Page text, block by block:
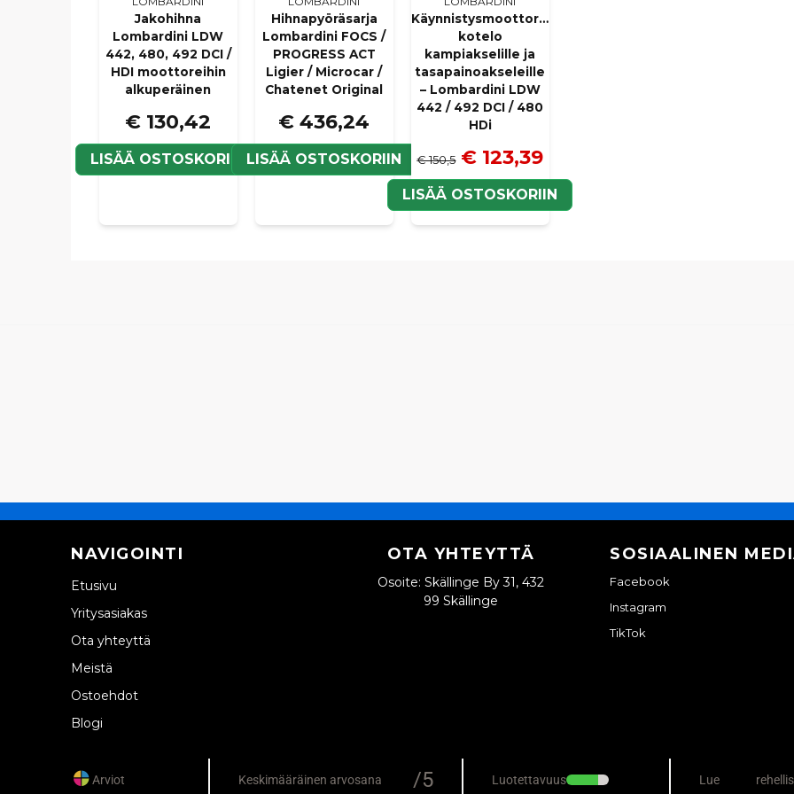
Jakohihna
Lombardini LDW
442, 480, 492 DCI /
HDI moottoreihin
alkuperäinen
€ 130,42
LISÄÄ OSTOSKORIIN
Hihnapyöräsarja
Lombardini FOCS /
PROGRESS ACT
Ligier / Microcar /
Chatenet Original
€ 436,24
LISÄÄ OSTOSKORIIN
Käynnistysmoottorin
kotelo
kampiakselille ja
tasapainoakseleille
– Lombardini LDW
442 / 492 DCI / 480
HDi
€ 150,5 € 123,39
LISÄÄ OSTOSKORIIN
NAVIGOINTI
Etusivu
Yritysasiakas
Ota yhteyttä
Meistä
Ostoehdot
Blogi
OTA YHTEYTTÄ
Osoite: Skällinge By 31, 432
99 Skällinge
SOSIAALINEN
Facebook
Instagram
TikTok